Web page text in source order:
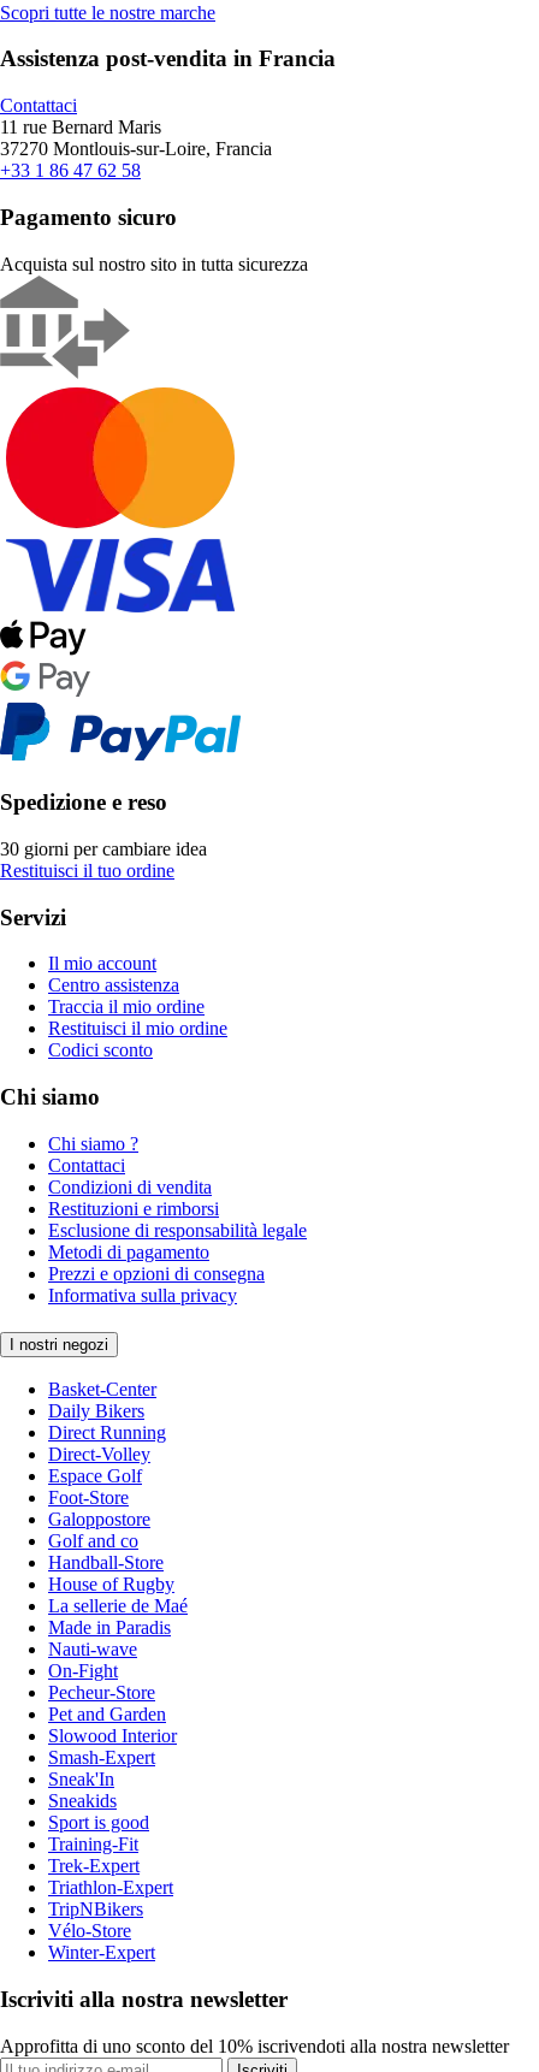
Scopri tutte le nostre marche
Assistenza post-vendita in Francia
Contattaci
11 rue Bernard Maris
37270 Montlouis-sur-Loire, Francia
+33 1 86 47 62 58
Pagamento sicuro
Acquista sul nostro sito in tutta sicurezza
Spedizione e reso
30 giorni per cambiare idea
Restituisci il tuo ordine
Servizi
Il mio account
Centro assistenza
Traccia il mio ordine
Restituisci il mio ordine
Codici sconto
Chi siamo
Chi siamo ?
Contattaci
Condizioni di vendita
Restituzioni e rimborsi
Esclusione di responsabilità legale
Metodi di pagamento
Prezzi e opzioni di consegna
Informativa sulla privacy
I nostri negozi
Basket-Center
Daily Bikers
Direct Running
Direct-Volley
Espace Golf
Foot-Store
Galoppostore
Golf and co
Handball-Store
House of Rugby
La sellerie de Maé
Made in Paradis
Nauti-wave
On-Fight
Pecheur-Store
Pet and Garden
Slowood Interior
Smash-Expert
Sneak'In
Sneakids
Sport is good
Training-Fit
Trek-Expert
Triathlon-Expert
TripNBikers
Vélo-Store
Winter-Expert
Iscriviti alla nostra newsletter
Approfitta di uno sconto del 10% iscrivendoti alla nostra newsletter